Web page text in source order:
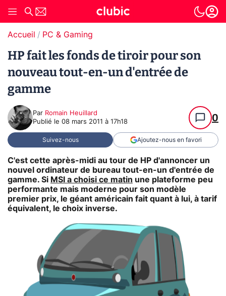
Accueil PC & Gaming
HP fait les fonds de tiroir pour son
nouveau tout-en-un d'entrée de
gamme
Par Romain Heuillard
Publié le 08 mars 2011 à 17h18 0
Suivez-nous Ajoutez-nous en favori
C'est cette après-midi au tour de HP d'annoncer un
nouvel ordinateur de bureau tout-en-un d'entrée de
gamme. Si MSI a choisi ce matin une plateforme peu
performante mais moderne pour son modèle
premier prix, le géant américain fait quant à lui, à tarif
équivalent, le choix inverse.